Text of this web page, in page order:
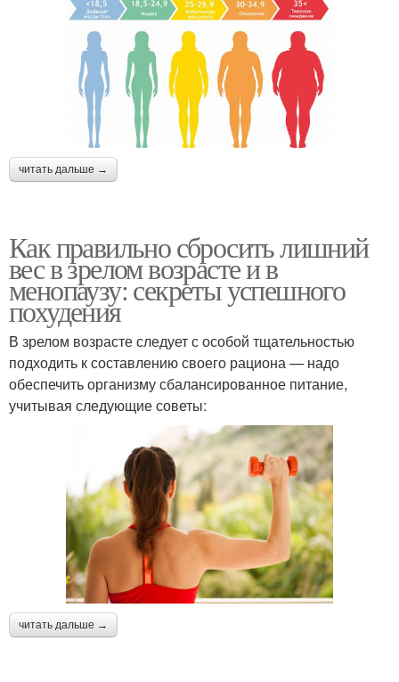
читать дальше →
Как правильно сбросить лишний
вес в зрелом возрасте и в
менопаузу: секреты успешного
похудения
В зрелом возрасте следует с особой тщательностью
подходить к составлению своего рациона — надо
обеспечить организму сбалансированное питание,
учитывая следующие советы:
читать дальше →